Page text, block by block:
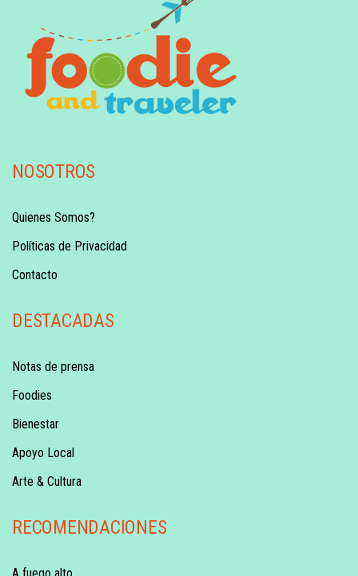
NOSOTROS
Quienes Somos?
Políticas de Privacidad
Contacto
DESTACADAS
Notas de prensa
Foodies
Bienestar
Apoyo Local
Arte & Cultura
RECOMENDACIONES